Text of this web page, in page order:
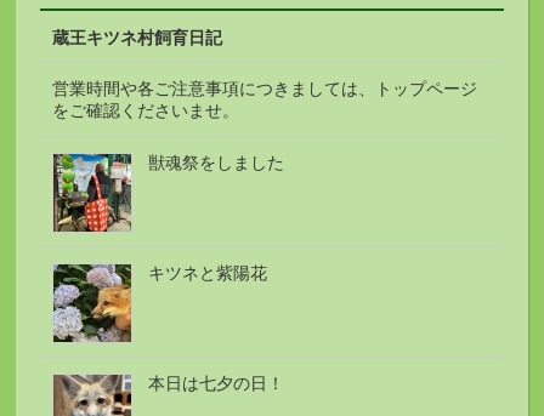
蔵王キツネ村飼育日記
営業時間や各ご注意事項につきましては、トップページ
をご確認くださいませ。
獣魂祭をしました
キツネと紫陽花
本日は七夕の日！